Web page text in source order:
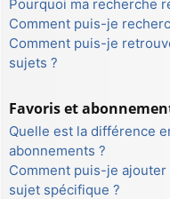
Pourquoi ma recherche
Comment puis-je
Comment puis-je
sujets ?
Favoris et
Quelle est la différence
abonnements ?
Comment puis-je ajouter
sujet spécifique ?